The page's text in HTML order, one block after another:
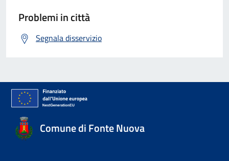
Problemi in città
Segnala disservizio
Comune di Fonte Nuova